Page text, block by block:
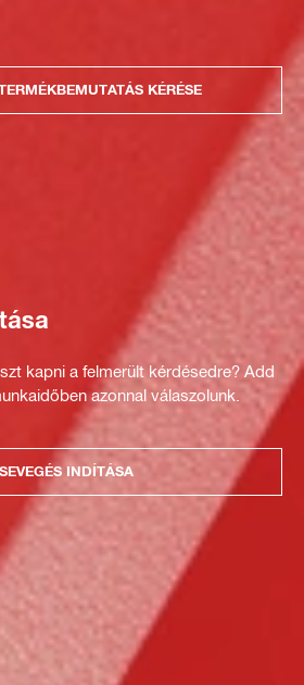
KÉRÉSE
kapni a felmerült kérdésedre? Add
azonnal válaszolunk.
INDÍTÁSA